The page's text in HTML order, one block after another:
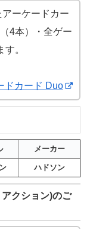
ーケードカー
4本）・全ゲー
。
ドカード Duo
メーカー
ハドソン
クション)のご